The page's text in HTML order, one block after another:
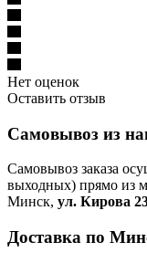
Нет оценок
Оставить отзыв
Самовывоз из
Самовывоз заказа
выходных) прямо из
Минск, ул. Кирова
Доставка по